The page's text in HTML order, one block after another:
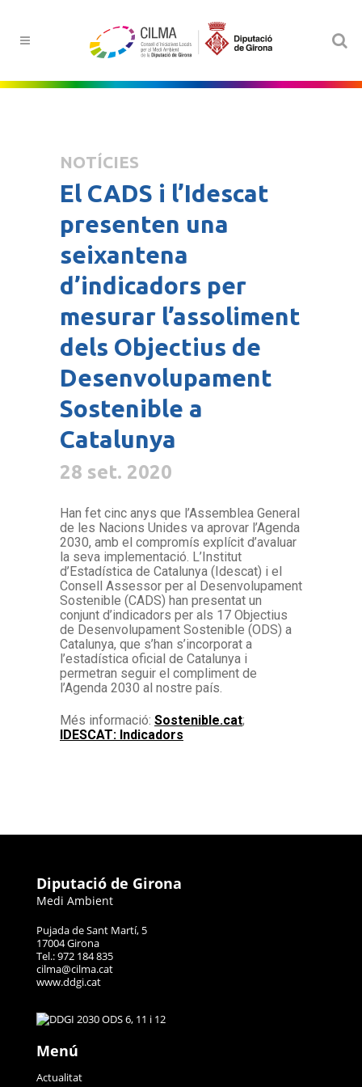
NOTÍCIES
El CADS i l’Idescat
presenten una
seixantena
d’indicadors per
mesurar l’assoliment
dels Objectius de
Desenvolupament
Sostenible a
Catalunya
28 set. 2020
Han fet cinc anys que l’Assemblea General
de les Nacions Unides va aprovar l’Agenda
2030, amb el compromís explícit d’avaluar
la seva implementació. L’Institut
d’Estadística de Catalunya (Idescat) i el
Consell Assessor per al Desenvolupament
Sostenible (CADS) han presentat un
conjunt d’indicadors per als 17 Objectius
de Desenvolupament Sostenible (ODS) a
Catalunya, que s’han s’incorporat a
l’estadística oficial de Catalunya i
permetran seguir el compliment de
l’Agenda 2030 al nostre país.
Més informació: Sostenible.cat;
IDESCAT: Indicadors
Diputació de Girona
Medi Ambient
Pujada de Sant Martí, 5
17004 Girona
Tel.: 972 184 835
cilma@cilma.cat
www.ddgi.cat
Menú
Actualitat